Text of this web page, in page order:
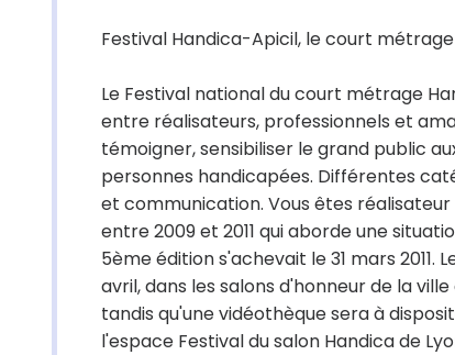
Festival Handica-Apicil, le court
Le Festival national du court métrage
entre réalisateurs, professionnels et
témoigner, sensibiliser le grand public
personnes handicapées. Différentes
et communication. Vous êtes
entre 2009 et 2011 qui aborde une
5ème édition s'achevait le 31 mars
avril, dans les salons d'honneur de la
tandis qu'une vidéothèque sera à
l'espace Festival du salon Handica de